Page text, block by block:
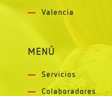
Valencia
MENÚ
Servicios
Colaboradores